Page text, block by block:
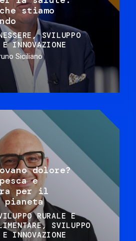
stiamo
SVILUPPO
E INNOVAZIONE
Siciliano
dolore?
e
per il
RURALE E
SVILUPPO
E INNOVAZIONE